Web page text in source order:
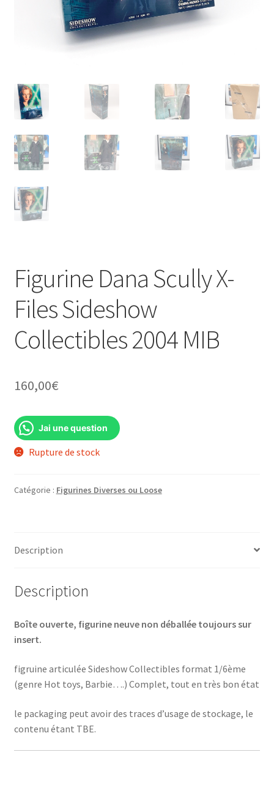
Figurine Dana Scully X-
Files Sideshow
Collectibles 2004 MIB
160,00€
Jai une question
Rupture de stock
Catégorie : Figurines Diverses ou Loose
Description
Description
Boîte ouverte, figurine neuve non déballée toujours sur
insert.
figruine articulée Sideshow Collectibles format 1/6ème
(genre Hot toys, Barbie….) Complet, tout en très bon état
le packaging peut avoir des traces d’usage de stockage, le
contenu étant TBE.